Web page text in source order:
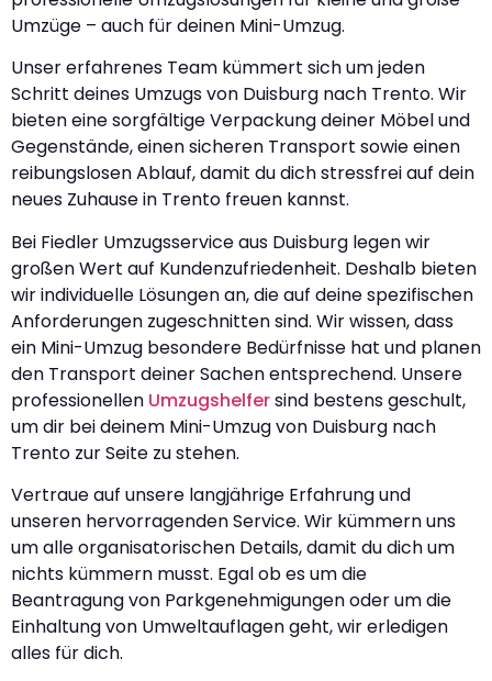
Umzüge – auch für deinen Mini-Umzug.
Unser erfahrenes Team kümmert sich um jeden
Schritt deines Umzugs von Duisburg nach Trento. Wir
bieten eine sorgfältige Verpackung deiner Möbel und
Gegenstände, einen sicheren Transport sowie einen
reibungslosen Ablauf, damit du dich stressfrei auf dein
neues Zuhause in Trento freuen kannst.
Bei Fiedler Umzugsservice aus Duisburg legen wir
großen Wert auf Kundenzufriedenheit. Deshalb bieten
wir individuelle Lösungen an, die auf deine spezifischen
Anforderungen zugeschnitten sind. Wir wissen, dass
ein Mini-Umzug besondere Bedürfnisse hat und planen
den Transport deiner Sachen entsprechend. Unsere
professionellen Umzugshelfersind bestens geschult,
um dir bei deinem Mini-Umzug von Duisburg nach
Trento zur Seite zu stehen.
Vertraue auf unsere langjährige Erfahrung und
unseren hervorragenden Service. Wir kümmern uns
um alle organisatorischen Details, damit du dich um
nichts kümmern musst. Egal ob es um die
Beantragung von Parkgenehmigungen oder um die
Einhaltung von Umweltauflagen geht, wir erledigen
alles für dich.